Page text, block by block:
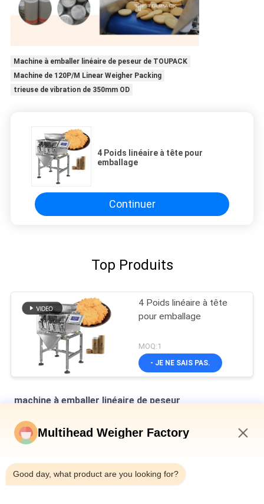
Machine à emballer linéaire de peseur de TOUPACK
Machine de 120P/M Linear Weigher Packing
trieuse de vibration de 350mm OD
4 Poids linéaire à tête pour
emballage
Continuer
Top Produits
4 Poids linéaire à tête
pour emballage
MOQ:1
- JE NE SAIS PAS.
machine à emballer linéaire de peseur
8 peseur linéaire des trémies 0.5L 1.2L pour Mesh Material Like
Salt Sugar minuscule
Multihead Weigher Factory
Good day, what product are you looking for?